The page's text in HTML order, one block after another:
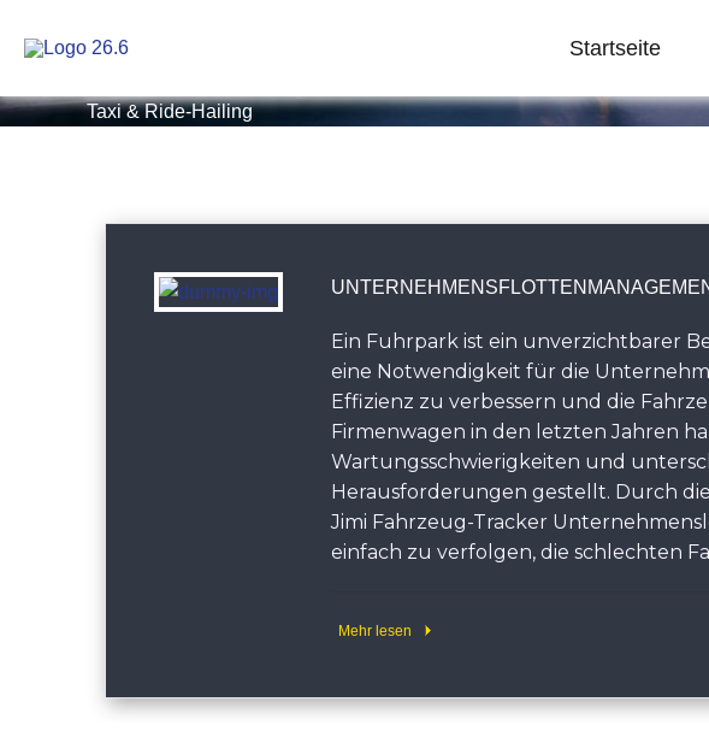
Inhalt
Startseite
Taxi & Ride-Hailing
Ein Fuhrpark ist ein unverzichtbarer
eine Notwendigkeit für die
Effizienz zu verbessern und die
Firmenwagen in den letzten Jahren
Wartungsschwierigkeiten und
Herausforderungen gestellt. Durch
Jimi Fahrzeug-Tracker
einfach zu verfolgen, die schlechten
Mehr lesen